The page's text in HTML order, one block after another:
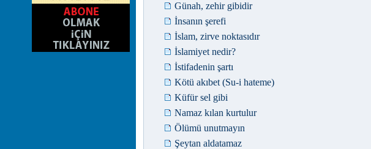
Günah, zehir gibidir
İnsanın şerefi
İslam, zirve noktasıdır
İslamiyet nedir?
İstifadenin şartı
Kötü akıbet (Su-i hateme)
Küfür sel gibi
Namaz kılan kurtulur
Ölümü unutmayın
Şeytan aldatamaz